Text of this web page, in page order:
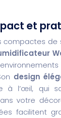
et
compactes de
design
à l’œil, qui
votre
facilitent